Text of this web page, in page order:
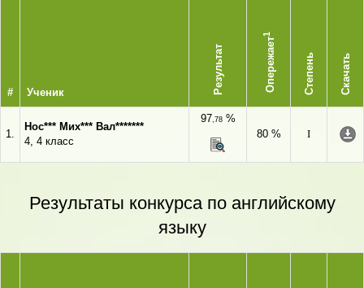
# Ученик Результат Опережает
1
Степень Скачать
1.
Нос*** Мих*** Вал*******
4, 4 класс
97,78%
80 %
I
Результаты конкурса по английскому
языку